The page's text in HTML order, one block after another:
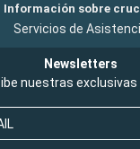
Información sobre
Servicios de
Newsletters
nuestras